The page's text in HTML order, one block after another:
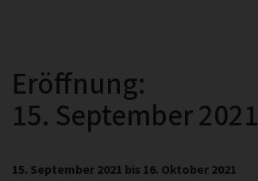
Eröffnung:
15. September 2021
15. September 2021 bis 16. Oktober 2021